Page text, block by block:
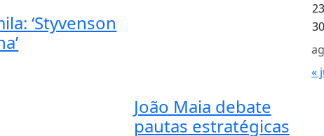
‘Styvenson
João Maia debate
pautas estratégicas
23
30
«